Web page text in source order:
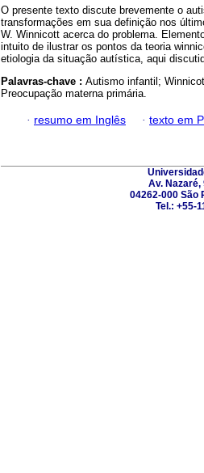
O presente texto discute brevemente o
transformações em sua definição nos
W. Winnicott acerca do problema.
intuito de ilustrar os pontos da teoria
etiologia da situação autística, aqui
Palavras-chave : Autismo infantil;
Preocupação materna primária.
· resumo em Inglês · texto em
Av. Nazaré,
04262-000 São
Tel.: +55-